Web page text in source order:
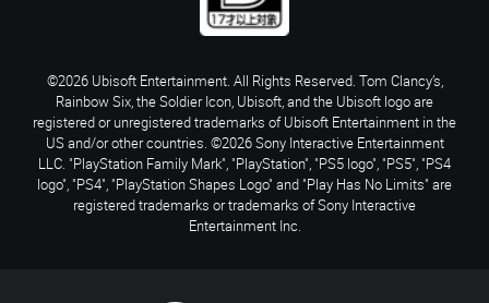
©2026 Ubisoft Entertainment. All Rights Reserved. Tom Clancy’s,
Rainbow Six, the Soldier Icon, Ubisoft, and the Ubisoft logo are
registered or unregistered trademarks of Ubisoft Entertainment in the
US and/or other countries. ©2026 Sony Interactive Entertainment
LLC. "PlayStation Family Mark", "PlayStation", "PS5 logo", "PS5", "PS4
logo", "PS4", "PlayStation Shapes Logo" and "Play Has No Limits" are
registered trademarks or trademarks of Sony Interactive
Entertainment Inc.